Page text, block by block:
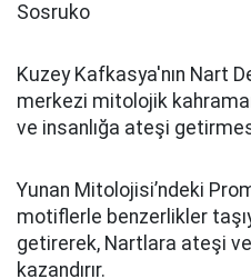
Sosruko
Kuzey Kafkasya'nın Nart
merkezi mitolojik
ve insanlığa ateşi
Yunan Mitolojisi’ndeki
motiflerle benzerlikler
getirerek, Nartlara ateşi
kazandırır.